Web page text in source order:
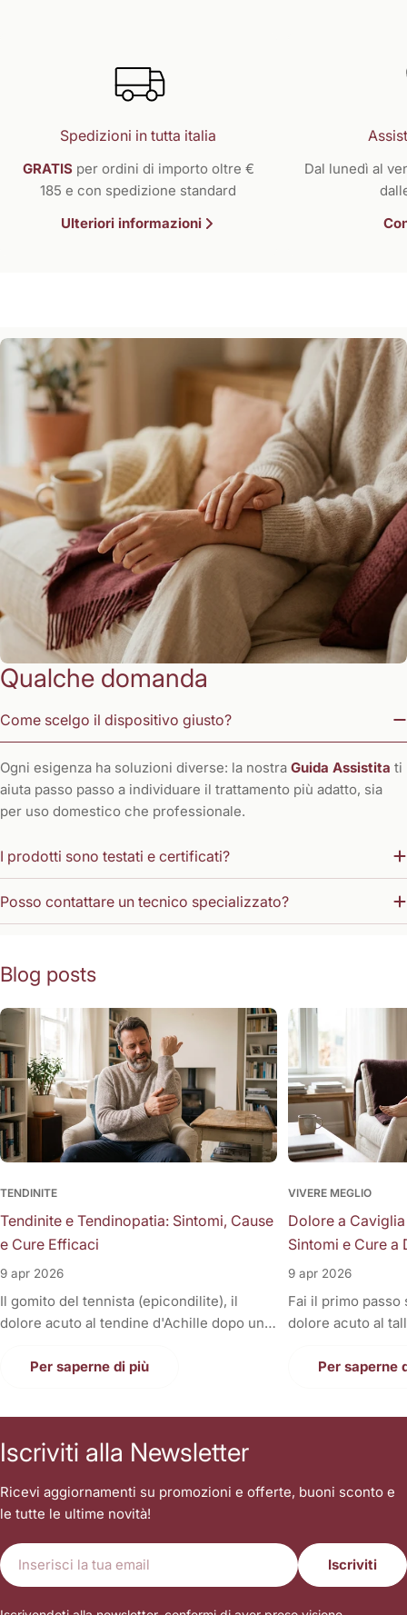
Spedizioni in tutta italia
GRATIS per ordini di importo oltre €
185 e con spedizione standard
Ulteriori informazioni
Dal lunedì al
Qualche domanda
Come scelgo il dispositivo giusto?
Ogni esigenza ha soluzioni diverse: la nostra Guida Assistita ti
aiuta passo passo a individuare il trattamento più adatto, sia
per uso domestico che professionale.
I prodotti sono testati e certificati?
Posso contattare un tecnico specializzato?
Blog posts
TENDINITE
Tendinite e Tendinopatia: Sintomi, Cause
e Cure Efficaci
9 apr 2026
Il gomito del tennista (epicondilite), il
dolore acuto al tendine d'Achille dopo una
braccio, o il fastidioso dolore al ginocchio
patologie a carico dei tendini, i veri e
un tendine fa male, la prima reazione di
tutti è quella di autodiagnosticarsi una
"tendinite", applicare del ghiaccio,
prendere un antinfiammatorio e aspettare
che passi. Ma le settimane diventano
mesi, il dolore non scompare, e ogni
Per saperne di più
VIVERE MEGLIO
Dolore a
Sintomi e Cure a
9 apr 2026
Fai il primo
dolore acuto al
sono gonfie,
contatto con il
singolo passo.
sottovalutare i
stringendo i denti
camminare
Per saperne
Iscriviti alla Newsletter
Ricevi aggiornamenti su promozioni e offerte, buoni sconto e
le tutte le ultime novità!
E-
mail
Iscriviti